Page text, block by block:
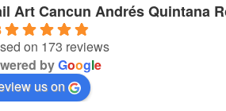
Art Cancun Andrés Quintana
on 173 reviews
byGoogle
us on